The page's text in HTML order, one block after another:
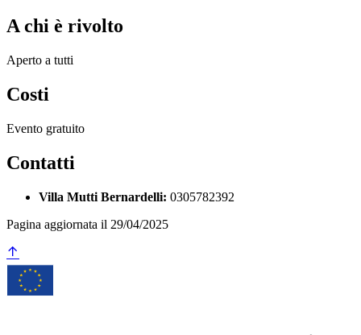
A chi è rivolto
Aperto a tutti
Costi
Evento gratuito
Contatti
Villa Mutti Bernardelli: 0305782392
Pagina aggiornata il 29/04/2025